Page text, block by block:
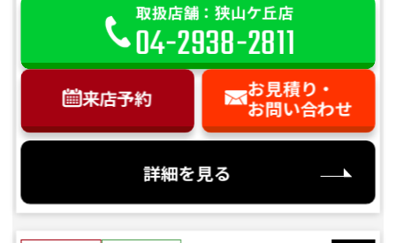
取扱店舗：狭山ケ丘店
04-2938-2811
来店予約
お見積り・
お問い合わせ
詳細を見る